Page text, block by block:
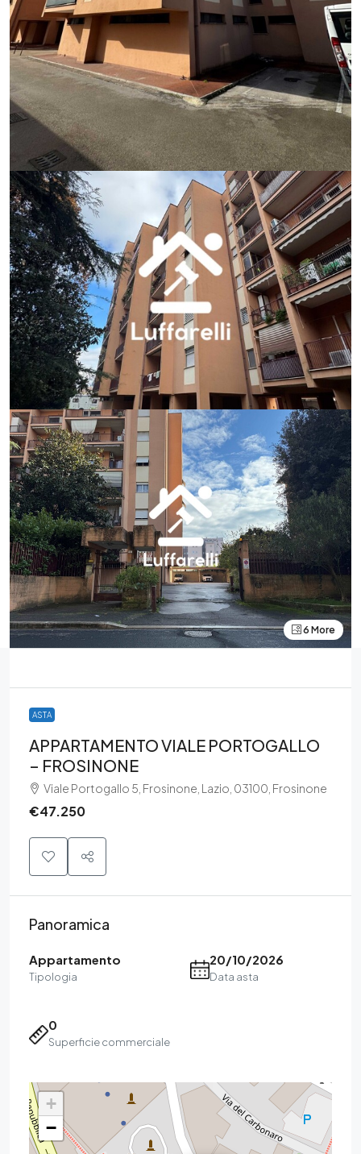
6 More
ASTA
APPARTAMENTO VIALE PORTOGALLO
– FROSINONE
Viale Portogallo 5, Frosinone, Lazio, 03100, Frosinone
€47.250
Panoramica
Appartamento
Tipologia
20/10/2026
Data asta
0
Superficie commerciale
+
−